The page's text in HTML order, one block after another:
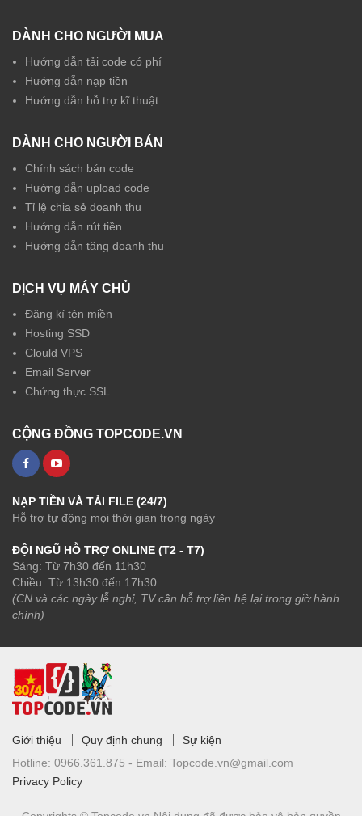
DÀNH CHO NGƯỜI MUA
Hướng dẫn tải code có phí
Hướng dẫn nạp tiền
Hướng dẫn hỗ trợ kĩ thuật
DÀNH CHO NGƯỜI BÁN
Chính sách bán code
Hướng dẫn upload code
Tỉ lệ chia sẻ doanh thu
Hướng dẫn rút tiền
Hướng dẫn tăng doanh thu
DỊCH VỤ MÁY CHỦ
Đăng kí tên miền
Hosting SSD
Clould VPS
Email Server
Chứng thực SSL
CỘNG ĐỒNG TOPCODE.VN
NẠP TIỀN VÀ TẢI FILE (24/7)
Hỗ trợ tự động mọi thời gian trong ngày
ĐỘI NGŨ HỖ TRỢ ONLINE (T2 - T7)
Sáng: Từ 7h30 đến 11h30
Chiều: Từ 13h30 đến 17h30
(CN và các ngày lễ nghỉ, TV cần hỗ trợ liên hệ lại trong giờ hành
chính)
Giới thiệu Quy định chung
Sự kiện
Hotline: 0966.361.875 - Email: Topcode.vn@gmail.com
Privacy Policy